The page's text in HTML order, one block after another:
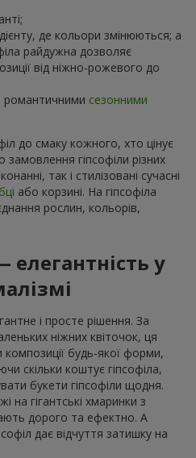
де кольори змінюються; а
райдужна дозволяє
від ніжно-рожевого до
романтичними сезонними
до смаку кожного, хто цінує
замовлення гіпсофіли різних
так і стилізовані сучасні
або корзині. На гіпсофіла
рослин, кольорів,
у
і просте рішення. За
ніжних квіточок, ця
будь-якої форми,
скільки коштує гіпсофіла,
букети гіпсофіли щодня.
на гігантські хмаринки з
дорого та ефектно. А
дає відчуття затишку на